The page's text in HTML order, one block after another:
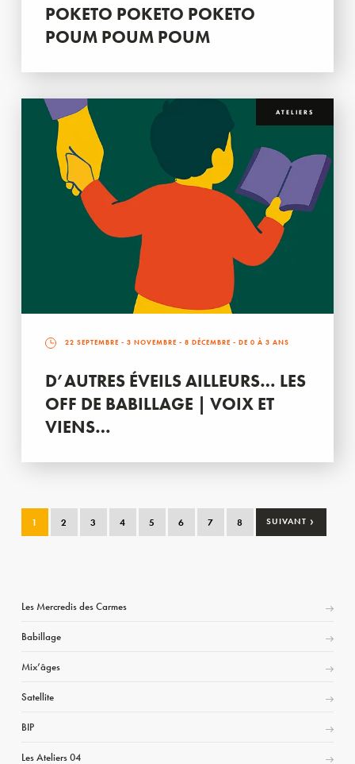
POKETO POKETO POKETO
POUM POUM POUM
ATELIERS
22 SEPTEMBRE - 3 NOVEMBRE - 8 DÉCEMBRE - DE 0 À 3 ANS
D’AUTRES ÉVEILS AILLEURS… LES
OFF DE BABILLAGE | VOIX ET
VIENS…
1 2 3 4 5 6 7 8 SUIVANT ›
Les Mercredis des Carmes
Babillage
Mix’âges
Satellite
BIP
Les Ateliers 04